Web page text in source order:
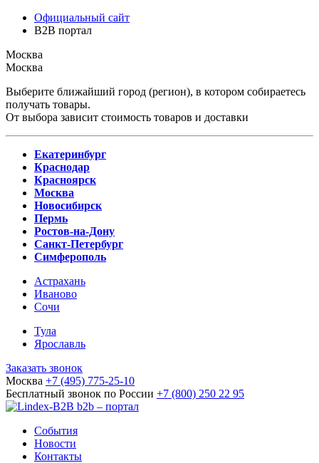
Официальный сайт
B2B портал
Москва
Москва
Выберите ближайший город (регион), в котором собираетесь
получать товары.
От выбора зависит стоимость товаров и доставки
Екатеринбург
Краснодар
Красноярск
Москва
Новосибирск
Пермь
Ростов-на-Дону
Санкт-Петербург
Симферополь
Астрахань
Иваново
Сочи
Тула
Ярославль
Заказать звонок
Москва +7 (495) 775-25-10
Бесплатный звонок по России +7 (800) 250 22 95
b2b – портал
События
Новости
Контакты